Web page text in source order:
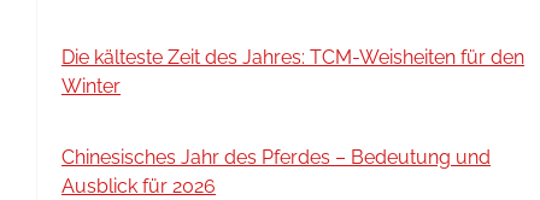
Die kälteste Zeit des Jahres: TCM-Weisheiten für den
Winter
Chinesisches Jahr des Pferdes – Bedeutung und
Ausblick für 2026